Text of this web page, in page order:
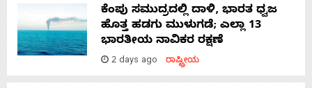
ಕೆಂಪು ಸಮುದ್ರದಲ್ಲಿ ದಾಳಿ, ಭಾರತ ಧ್ವಜ
ಹೊತ್ತ ಹಡಗು ಮುಳುಗಡೆ; ಎಲ್ಲಾ 13
ಭಾರತೀಯ ನಾವಿಕರ ರಕ್ಷಣೆ
2 days ago ರಾಷ್ಟ್ರೀಯ